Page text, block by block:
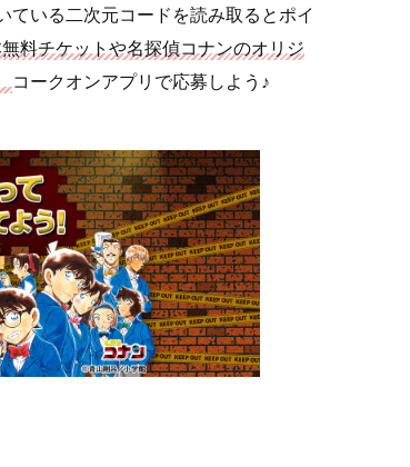
ている二次元コードを読み取るとポイ
料チケットや名探偵コナンのオリジ
コークオンアプリで応募しよう♪